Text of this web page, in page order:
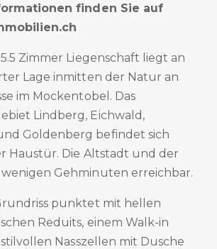
finden Sie auf
Zimmer Liegenschaft liegt an
Lage inmitten der Natur an
im Mockentobel. Das
Lindberg, Eichwald,
Goldenberg befindet sich
Haustür. Die Altstadt und der
Gehminuten erreichbar.
punktet mit hellen
Reduits, einem Walk-in
Nasszellen mit Dusche